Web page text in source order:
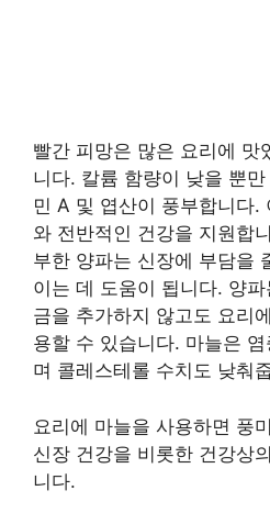
빨간 피망은 많은 요리에 맛
니다. 칼륨 함량이 낮을 뿐
민 A 및 엽산이 풍부합니다.
와 전반적인 건강을 지원합
부한 양파는 신장에 부담을
이는 데 도움이 됩니다. 양
금을 추가하지 않고도 요리
용할 수 있습니다. 마늘은
며 콜레스테롤 수치도 낮춰
요리에 마늘을 사용하면 풍
신장 건강을 비롯한 건강상
니다.